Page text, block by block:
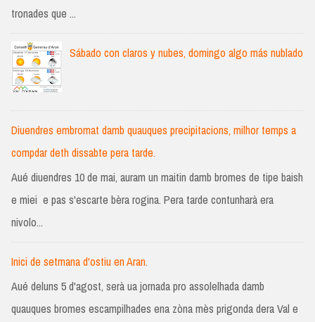
tronades que ...
Sábado con claros y nubes, domingo algo más nublado
Diuendres embromat damb quauques precipitacions, milhor temps a
compdar deth dissabte pera tarde.
Aué diuendres 10 de mai, auram un maitin damb bromes de tipe baish
e miei e pas s'escarte bèra rogina. Pera tarde contunharà era
nivolo...
Inici de setmana d'ostiu en Aran.
Aué deluns 5 d'agost, serà ua jornada pro assolelhada damb
quauques bromes escampilhades ena zòna mès prigonda dera Val e